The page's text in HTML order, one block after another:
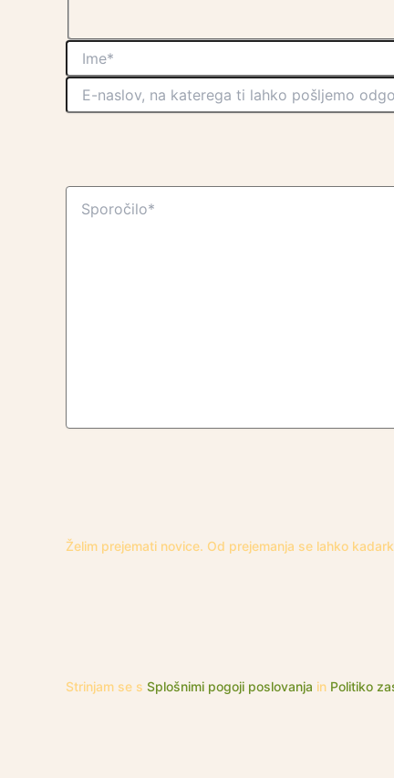
Želim prejemati novice. Od prejemanja se lahko
Strinjam se s Splošnimi pogoji poslovanja in Politiko